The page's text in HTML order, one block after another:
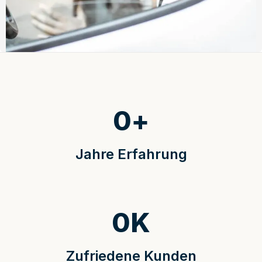
Jahre Erfahrung
0+
Zufriedene Kunden
0K